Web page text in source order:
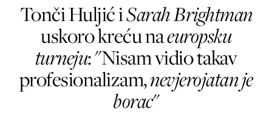
Tonči Huljić iSarah Brightman
uskoro kreću naeuropsku
turneju: "Nisam vidio takav
profesionalizam,nevjerojatan je
borac"